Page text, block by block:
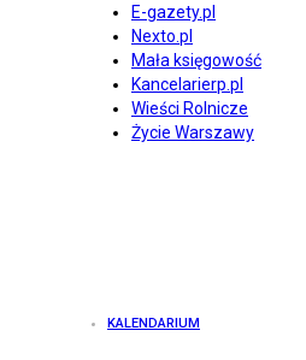
E-gazety.pl
Nexto.pl
Mała księgowość
Kancelarierp.pl
Wieści Rolnicze
Życie Warszawy
KALENDARIUM